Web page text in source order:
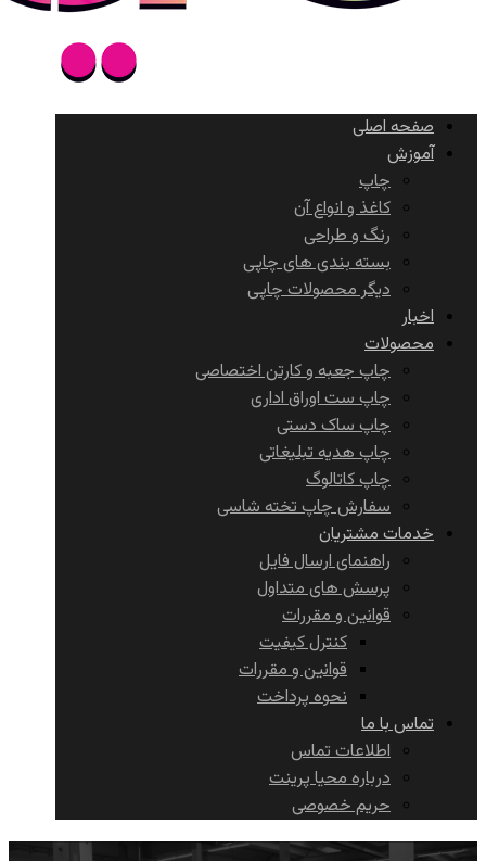
صفحه اصلی
آموزش
چاپ
کاغذ و انواع آن
رنگ و طراحی
بسته بندی های چاپی
دیگر محصولات چاپی
اخبار
محصولات
چاپ جعبه و کارتن اختصاصی
چاپ ست اوراق اداری
چاپ ساک دستی
چاپ هدیه تبلیغاتی
چاپ کاتالوگ
سفارش چاپ تخته شاسی
خدمات مشتریان
راهنمای ارسال فایل
پرسش های متداول
قوانین و مقررات
کنترل کیفیت
قوانین و مقررات
نحوه پرداخت
تماس با ما
اطلاعات تماس
درباره محیا پرینت
حریم خصوصی